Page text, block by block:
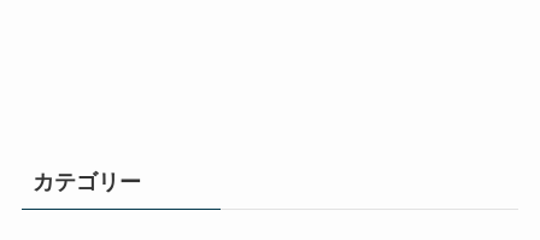
カテゴリー